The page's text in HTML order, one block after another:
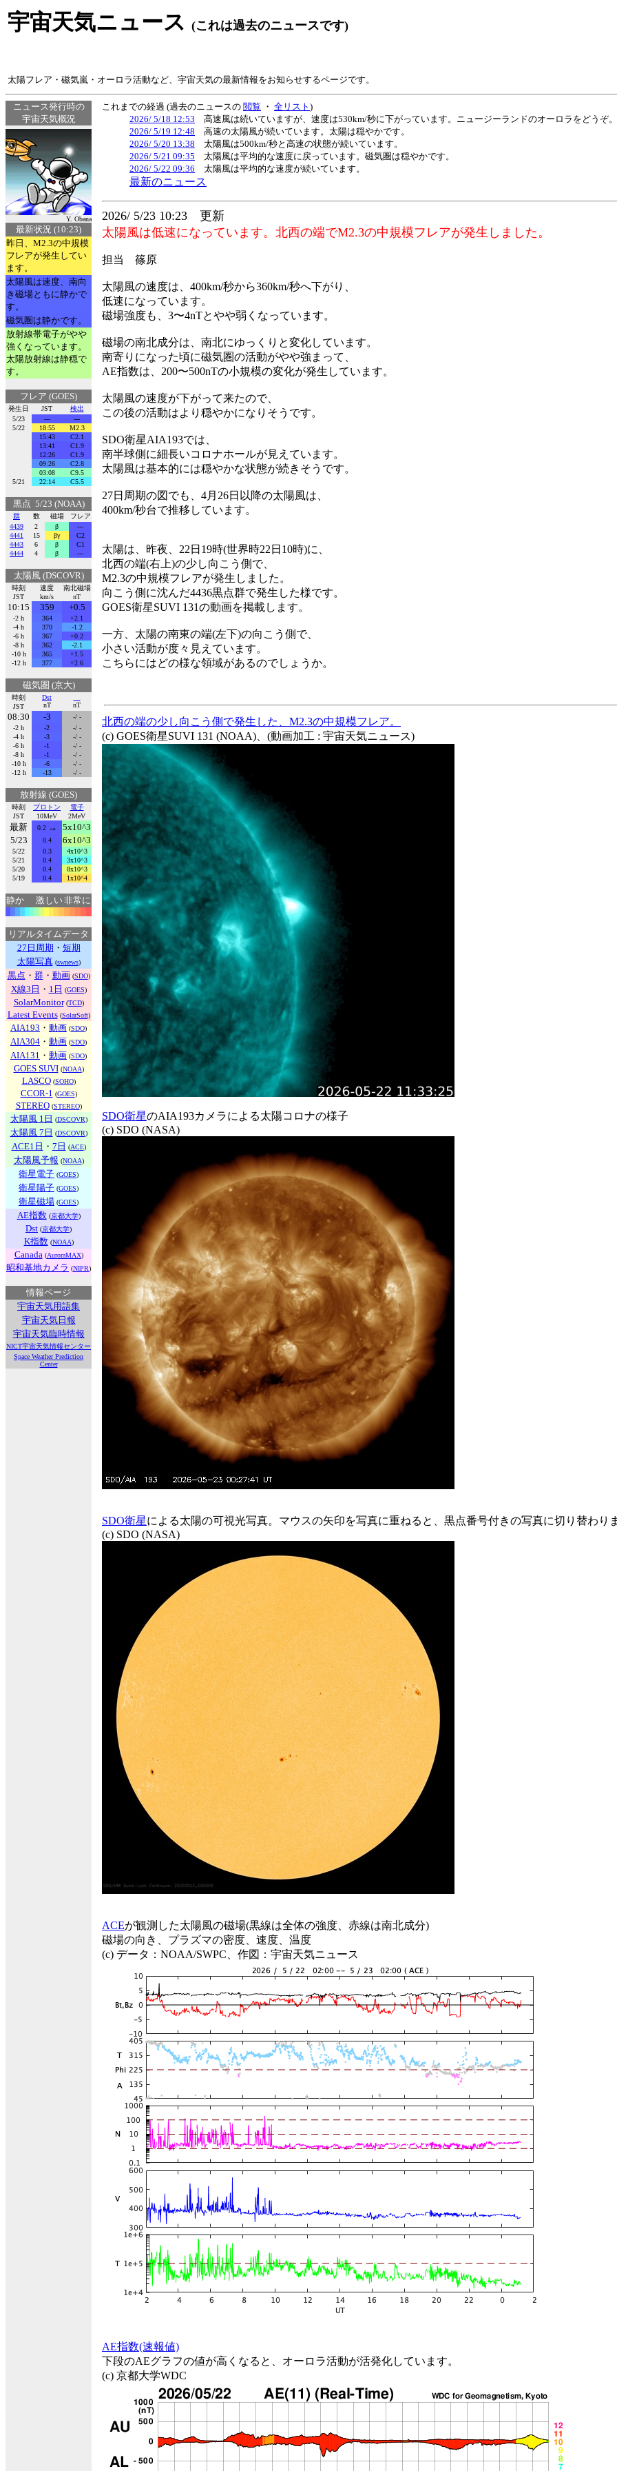
宇宙天気ニュース (これは過去のニュースです)
太陽フレア・磁気嵐・オーロラ活動など、宇宙天気の最新情報をお知らせするページです。
ニュース発行時の
宇宙天気概況
Y. Obana
最新状況 (10:23)
昨日、M2.3の中規模
フレアが発生してい
ます。
太陽風は速度、南向
き磁場ともに静かで
す。
磁気圏は静かです。
放射線帯電子がやや
強くなっています。
太陽放射線は静穏で
す。
フレア (GOES)
発生日 JST
検出
5/23
---
---
5/22
18:55
M2.3
15:43
C2.1
13:41
C1.9
12:26
C1.9
09:26
C2.8
03:08
C9.5
5/21
22:14 C5.5
黒点 5/23 (NOAA)
群 数 磁場
フレア
4439
2 β
---
4441
15 βγ
C2
4443
6 β
C1
4444
4 β ---
太陽風 (DSCOVR)
時刻
JST
速度
km/s
南北磁場
nT
10:15 359 +0.5
-2 h 364
+2.1
-4 h
370
-1.2
-6 h
367
+0.2
-8 h
362
-2.1
-10 h
365
+1.5
-12 h
377 +2.6
磁気圏 (京大)
時刻
JST
Dst
nT
nT
08:30 -3
-/ -
-2 h
-2
-/ -
-4 h
-3
-/ -
-6 h
-1
-/ -
-8 h
-1
-/ -
-10 h
-6
-/ -
-12 h
-13 -/ -
放射線 (GOES)
時刻
JST
プロトン
10MeV
電子
2MeV
最新 0.2→
5x10^3
5/23
0.4 6x10^3
5/22 0.3
4x10^3
5/21
0.4
3x10^3
5/20
0.4
8x10^3
5/19
0.4 1x10^4
静か 激しい非常に
リアルタイムデータ
27日周期 ・ 短期
太陽写真(swnews)
黒点 ・ 群・ 動画 (SDO)
X線3日 ・ 1日 (GOES)
SolarMonitor(TCD)
Latest Events(SolarSoft)
AIA193 ・ 動画 (SDO)
AIA304 ・ 動画 (SDO)
AIA131 ・ 動画 (SDO)
GOES SUVI (NOAA)
LASCO(SOHO)
CCOR-1 (GOES)
STEREO(STEREO)
太陽風 1日 (DSCOVR)
太陽風 7日 (DSCOVR)
ACE1日 ・ 7日 (ACE)
太陽風予報 (NOAA)
衛星電子 (GOES)
衛星陽子 (GOES)
衛星磁場 (GOES)
AE指数(京都大学)
Dst (京都大学)
K指数(NOAA)
Canada (AuroraMAX)
昭和基地カメラ (NIPR)
情報ページ
宇宙天気用語集
宇宙天気日報
宇宙天気臨時情報
NICT宇宙天気情報センター
Space Weather Prediction
Center
これまでの経過 (過去のニュースの 閲覧 ・ 全リスト )
2026/ 5/18 12:53 高速風は続いていますが、速度は530km/秒に下がっています。ニュージーランドのオーロラをどうぞ。
2026/ 5/19 12:48 高速の太陽風が続いています。太陽は穏やかです。
2026/ 5/20 13:38 太陽風は500km/秒と高速の状態が続いています。
2026/ 5/21 09:35 太陽風は平均的な速度に戻っています。磁気圏は穏やかです。
2026/ 5/22 09:36 太陽風は平均的な速度が続いています。
最新のニュース
2026/ 5/23 10:23 更新
太陽風は低速になっています。北西の端でM2.3の中規模フレアが発生しました。
担当 篠原
太陽風の速度は、400km/秒から360km/秒へ下がり、
低速になっています。
磁場強度も、3〜4nTとやや弱くなっています。
磁場の南北成分は、南北にゆっくりと変化しています。
南寄りになった頃に磁気圏の活動がやや強まって、
AE指数は、200〜500nTの小規模の変化が発生しています。
太陽風の速度が下がって来たので、
この後の活動はより穏やかになりそうです。
SDO衛星AIA193では、
南半球側に細長いコロナホールが見えています。
太陽風は基本的には穏やかな状態が続きそうです。
27日周期の図でも、4月26日以降の太陽風は、
400km/秒台で推移しています。
太陽は、昨夜、22日19時(世界時22日10時)に、
北西の端(右上)の少し向こう側で、
M2.3の中規模フレアが発生しました。
向こう側に沈んだ4436黒点群で発生した様です。
GOES衛星SUVI 131の動画を掲載します。
一方、太陽の南東の端(左下)の向こう側で、
小さい活動が度々見えています。
こちらにはどの様な領域があるのでしょうか。
北西の端の少し向こう側で発生した、M2.3の中規模フレア。
(c) GOES衛星SUVI 131 (NOAA)、(動画加工 : 宇宙天気ニュース)
SDO衛星のAIA193カメラによる太陽コロナの様子
(c) SDO (NASA)
SDO衛星による太陽の可視光写真。マウスの矢印を写真に重ねると、黒点番号付きの写真に切り替わり
(c) SDO (NASA)
ACEが観測した太陽風の磁場(黒線は全体の強度、赤線は南北成分)
磁場の向き、プラズマの密度、速度、温度
(c) データ：NOAA/SWPC、作図：宇宙天気ニュース
AE指数(速報値)
下段のAEグラフの値が高くなると、オーロラ活動が活発化しています。
(c) 京都大学WDC